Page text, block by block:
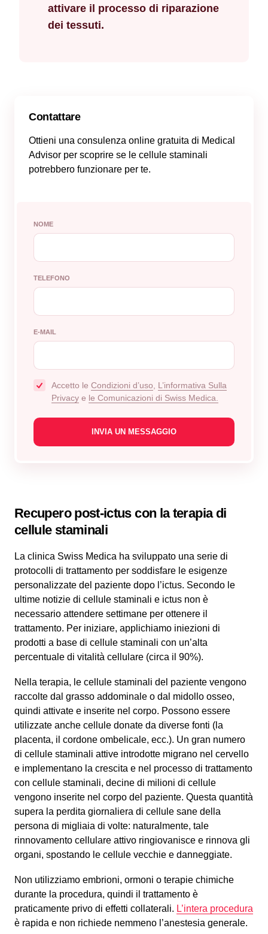
attivare il processo di riparazione
dei tessuti.
Contattare
Ottieni una consulenza online gratuita di Medical
Advisor per scoprire se le cellule staminali
potrebbero funzionare per te.
NOME
TELEFONO
E-MAIL
Accetto le Condizioni d’uso
L’informativa Sulla
Privacy e le Comunicazioni di Swiss Medica.
Recupero post-ictus con la terapia di
cellule staminali
La clinica Swiss Medica ha sviluppato una serie di
protocolli di trattamento per soddisfare le esigenze
personalizzate del paziente dopo l’ictus. Secondo le
ultime notizie di cellule staminali e ictus non è
necessario attendere settimane per ottenere il
trattamento. Per iniziare, applichiamo iniezioni di
prodotti a base di cellule staminali con un’alta
percentuale di vitalità cellulare (circa il 90%).
Nella terapia, le cellule staminali del paziente vengono
raccolte dal grasso addominale o dal midollo osseo,
quindi attivate e inserite nel corpo. Possono essere
utilizzate anche cellule donate da diverse fonti (la
placenta, il cordone ombelicale, ecc.). Un gran numero
di cellule staminali attive introdotte migrano nel cervello
e implementano la crescita e nel processo di trattamento
con cellule staminali, decine di milioni di cellule
vengono inserite nel corpo del paziente. Questa quantità
supera la perdita giornaliera di cellule sane della
persona di migliaia di volte: naturalmente, tale
rinnovamento cellulare attivo ringiovanisce e rinnova gli
organi, spostando le cellule vecchie e danneggiate.
Non utilizziamo embrioni, ormoni o terapie chimiche
durante la procedura, quindi il trattamento è
praticamente privo di effetti collaterali. L’intera procedura
è rapida e non richiede nemmeno l’anestesia generale.